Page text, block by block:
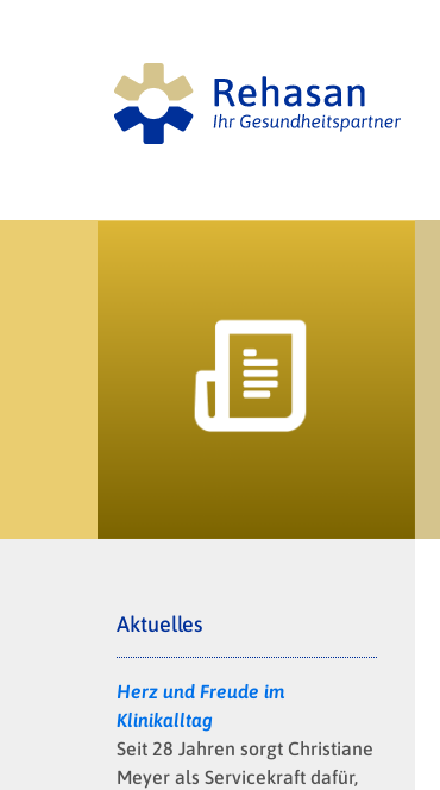
Aktuelles
Herz und Freude im
Klinikalltag
Seit 28 Jahren sorgt Christiane
Meyer als Servicekraft dafür,